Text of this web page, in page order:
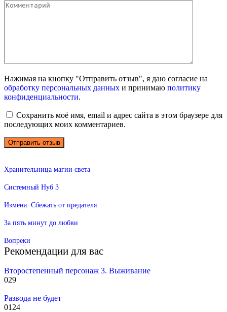
Нажимая на кнопку "Отправить отзыв", я даю согласие на
обработку персональных данных и принимаю политику
конфиденциальности.
Сохранить моё имя, email и адрес сайта в этом браузере для
последующих моих комментариев.
Хранительница магии света
Системный Нуб 3
Измена. Сбежать от предателя
За пять минут до любви
Вопреки
Рекомендации для вас
Второстепенный персонаж 3. Выживание
029
Развода не будет
0124